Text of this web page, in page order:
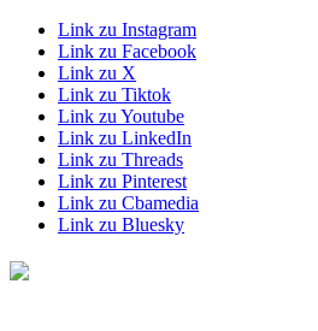
Link zu Instagram
Link zu Facebook
Link zu X
Link zu Tiktok
Link zu Youtube
Link zu LinkedIn
Link zu Threads
Link zu Pinterest
Link zu Cbamedia
Link zu Bluesky